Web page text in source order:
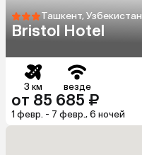
Ташкент, Узбекистан
Bristol Hotel
3 км везде
от 85 685 ₽
1 февр. - 7 февр., 6 ночей